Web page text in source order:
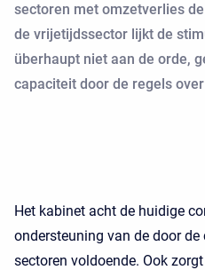
sectoren met omzetverlies
de vrijetijdssector lijkt de
überhaupt niet aan de orde,
capaciteit door de regels
Het kabinet acht de huidige
ondersteuning van de door
sectoren voldoende. Ook